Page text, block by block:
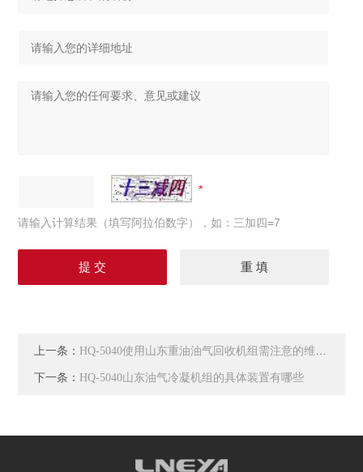
请输入计算结果（填写阿拉伯数字），如：三加四=7
上一条： HQ-5040使用山东重油油气回收机组需注意的维护事项
下一条： HQ-5040山东油气冷凝机组的具体装置有哪些